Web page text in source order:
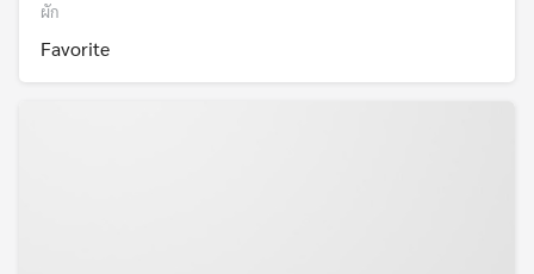
ผัก
Favorite